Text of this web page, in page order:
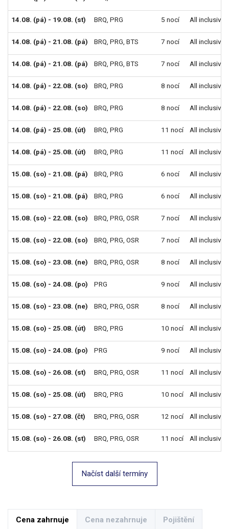
14.08. (pá) - 19.08. (st) BRQ PRG 5 nocí All inclusive
14.08. (pá) - 21.08. (pá) BRQ PRG BTS 7 nocí All inclusive
14.08. (pá) - 21.08. (pá) BRQ PRG BTS 7 nocí All inclusive
14.08. (pá) - 22.08. (so) BRQ PRG 8 nocí All inclusive
14.08. (pá) - 22.08. (so) BRQ PRG 8 nocí All inclusive
14.08. (pá) - 25.08. (út) BRQ PRG 11 nocí All inclusive
14.08. (pá) - 25.08. (út) BRQ PRG 11 nocí All inclusive
15.08. (so) - 21.08. (pá) BRQ PRG 6 nocí All inclusive
15.08. (so) - 21.08. (pá) BRQ PRG 6 nocí All inclusive
15.08. (so) - 22.08. (so) BRQ PRG OSR 7 nocí All inclusive
15.08. (so) - 22.08. (so) BRQ PRG OSR 7 nocí All inclusive
15.08. (so) - 23.08. (ne) BRQ PRG OSR 8 nocí All inclusive
15.08. (so) - 24.08. (po) PRG 9 nocí All inclusive
15.08. (so) - 23.08. (ne) BRQ PRG OSR 8 nocí All inclusive
15.08. (so) - 25.08. (út) BRQ PRG 10 nocí All inclusive
15.08. (so) - 24.08. (po) PRG 9 nocí All inclusive
15.08. (so) - 26.08. (st) BRQ PRG OSR 11 nocí All inclusive
15.08. (so) - 25.08. (út) BRQ PRG 10 nocí All inclusive
15.08. (so) - 27.08. (čt) BRQ PRG OSR 12 nocí All inclusive
15.08. (so) - 26.08. (st) BRQ PRG OSR 11 nocí All inclusive
Načíst další termíny
Cena zahrnuje Cena nezahrnuje Pojištění